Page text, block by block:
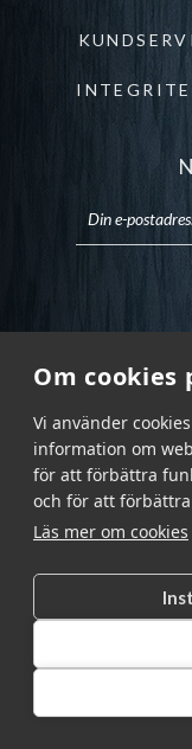
Om cookies
Vi använder
information om
för att förbättra
och för att
Läs mer om cookies
Garnr